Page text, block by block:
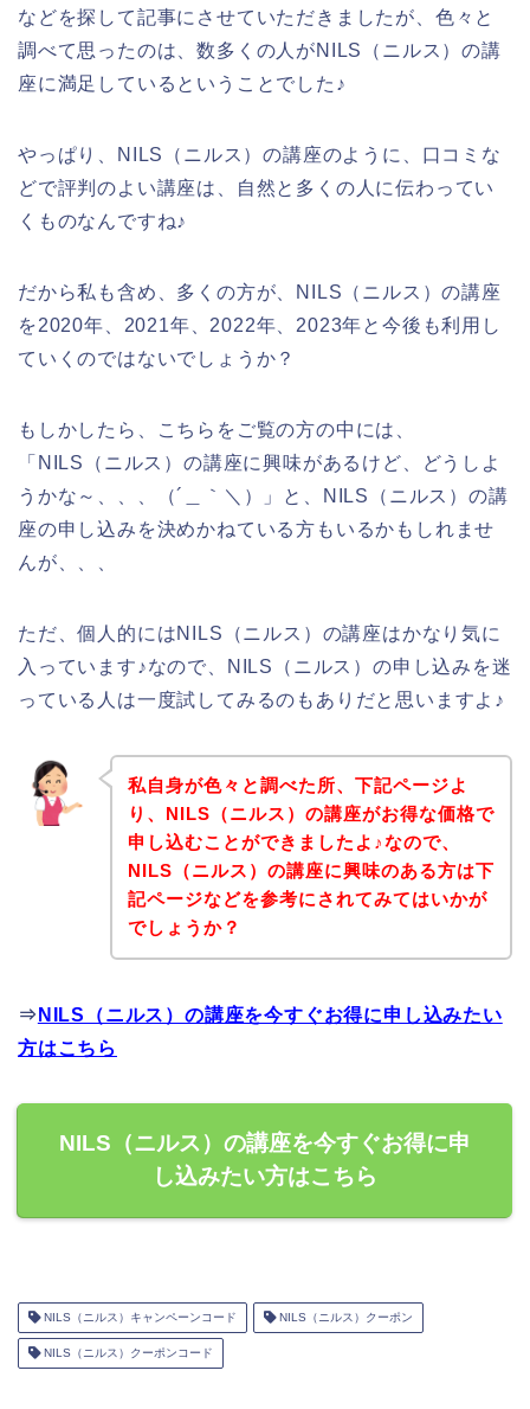
などを探して記事にさせていただきましたが、色々と
調べて思ったのは、数多くの人がNILS（ニルス）の講
座に満足しているということでした♪
やっぱり、NILS（ニルス）の講座のように、口コミな
どで評判のよい講座は、自然と多くの人に伝わってい
くものなんですね♪
だから私も含め、多くの方が、NILS（ニルス）の講座
を2020年、2021年、2022年、2023年と今後も利用し
ていくのではないでしょうか？
もしかしたら、こちらをご覧の方の中には、
「NILS（ニルス）の講座に興味があるけど、どうしよ
うかな～、、、（´＿｀＼）」と、NILS（ニルス）の講
座の申し込みを決めかねている方もいるかもしれませ
んが、、、
ただ、個人的にはNILS（ニルス）の講座はかなり気に
入っています♪なので、NILS（ニルス）の申し込みを迷
っている人は一度試してみるのもありだと思いますよ♪
私自身が色々と調べた所、下記ページよ
り、NILS（ニルス）の講座がお得な価格で
申し込むことができましたよ♪なので、
NILS（ニルス）の講座に興味のある方は下
記ページなどを参考にされてみてはいかが
でしょうか？
⇒ NILS（ニルス）の講座を今すぐお得に申し込みたい
方はこちら
NILS（ニルス）の講座を今すぐお得に申
し込みたい方はこちら
NILS（ニルス）キャンペーンコード NILS（ニルス）クーポン
NILS（ニルス）クーポンコード